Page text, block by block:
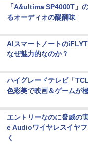
「A&ultima SP4000T」
るオーディオの醍醐味
AIスマートノートの
なぜ魅力的なのか？
ハイグレードテレビ「
色彩美で映画＆ゲームが
エントリーなのに脅威の
e Audioワイヤレスイヤ
く